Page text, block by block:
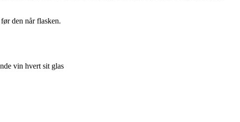
den når flasken.
vin hvert sit glas